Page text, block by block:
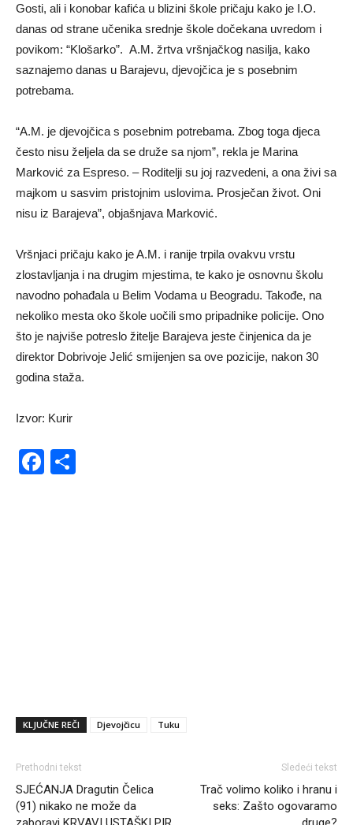
Gosti, ali i konobar kafića u blizini škole pričaju kako je I.O.
danas od strane učenika srednje škole dočekana uvredom i
povikom: “Klošarko”. A.M. žrtva vršnjačkog nasilja, kako
saznajemo danas u Barajevu, djevojčica je s posebnim
potrebama.
“A.M. je djevojčica s posebnim potrebama. Zbog toga djeca
često nisu željela da se druže sa njom”, rekla je Marina
Marković za Espreso. – Roditelji su joj razvedeni, a ona živi sa
majkom u sasvim pristojnim uslovima. Prosječan život. Oni
nisu iz Barajeva”, objašnjava Marković.
Vršnjaci pričaju kako je A.M. i ranije trpila ovakvu vrstu
zlostavljanja i na drugim mjestima, te kako je osnovnu školu
navodno pohađala u Belim Vodama u Beogradu. Takođe, na
nekoliko mesta oko škole uočili smo pripadnike policije. Ono
što je najviše potreslo žitelje Barajeva jeste činjenica da je
direktor Dobrivoje Jelić smijenjen sa ove pozicije, nakon 30
godina staža.
Izvor: Kurir
Facebook
KLJUČNE REČI Djevojčicu Tuku
Prethodni tekst
SJEĆANJA Dragutin Čelica
(91) nikako ne može da
Sledeći tekst
Trač volimo koliko i hranu i
seks: Zašto ogovaramo